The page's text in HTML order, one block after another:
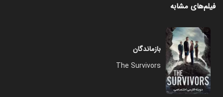
فیلم‌های مشابه
بازماندگان
The Survivors